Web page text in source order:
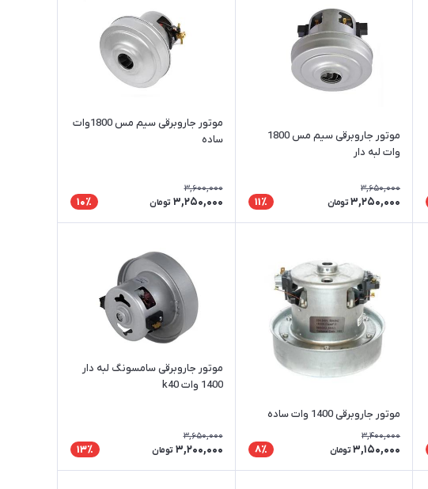
موتور جاروبرقی سیم مس 1800
وات لبه دار
3,650,000
3,250,000 تومان 11٪
موتور جاروبرقی سیم مس 1800وات
ساده
3,600,000
3,250,000 تومان 10٪
موتور جاروبرقی 1400 وات ساده
3,400,000
3,150,000 تومان 8٪
موتور جاروبرقی سامسونگ لبه دار
1400 وات k40
3,650,000
3,200,000 تومان 13٪